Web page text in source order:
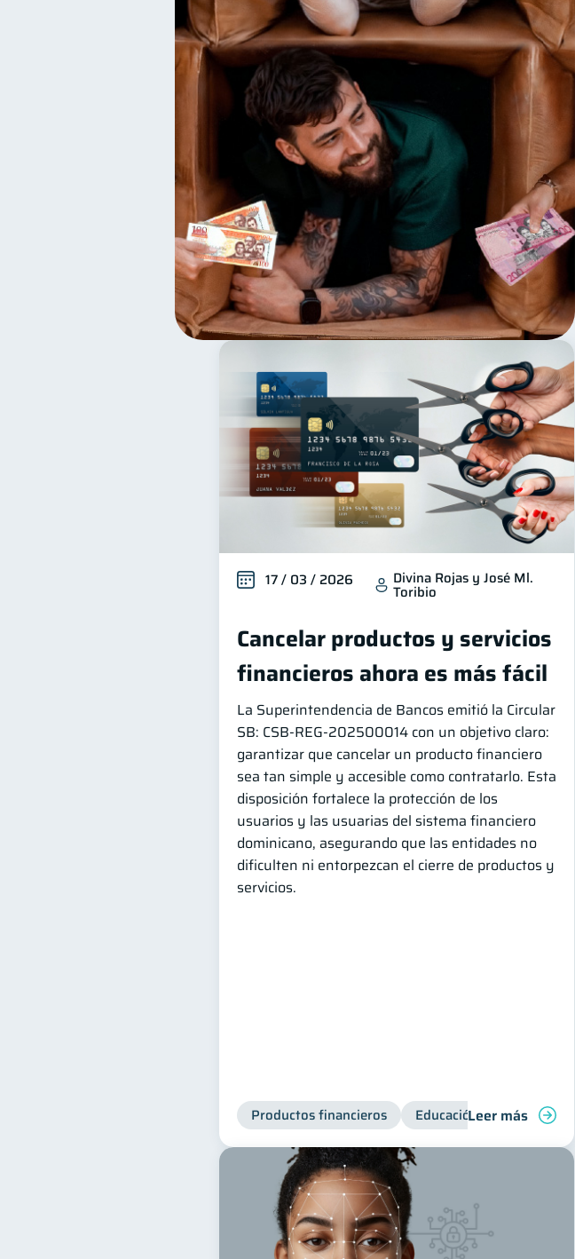
17 / 03 / 2026 Divina Rojas y José Ml.
Toribio
Cancelar productos y servicios
financieros ahora es más fácil
La Superintendencia de Bancos emitió la Circular
SB: CSB‑REG‑202500014 con un objetivo claro:
garantizar que cancelar un producto financiero
sea tan simple y accesible como contratarlo. Esta
disposición fortalece la protección de los
usuarios y las usuarias del sistema financiero
dominicano, asegurando que las entidades no
dificulten ni entorpezcan el cierre de productos y
servicios.
Productos financieros Educación financiera
Leer más